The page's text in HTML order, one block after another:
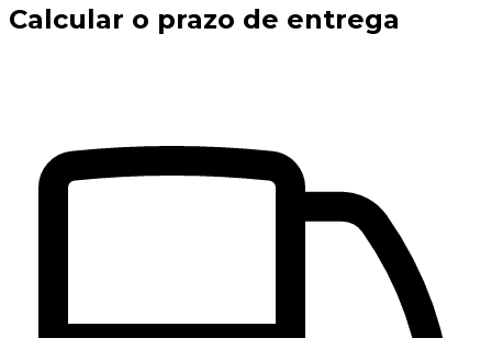
Calcular o prazo de entrega